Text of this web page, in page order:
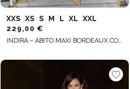
XXS XS S M L XL
XXL
229,00 €
INDIRA – ABITO MAXI BORDEAUX CON SPILLE DECORATIVE